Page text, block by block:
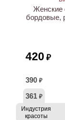
Женские
бордовые,
420 ₽
390 ₽
361 ₽
Индустрия
красоты